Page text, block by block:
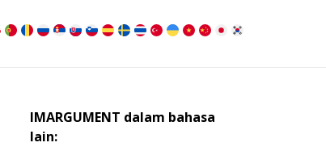
IMARGUMENT dalam bahasa
lain: